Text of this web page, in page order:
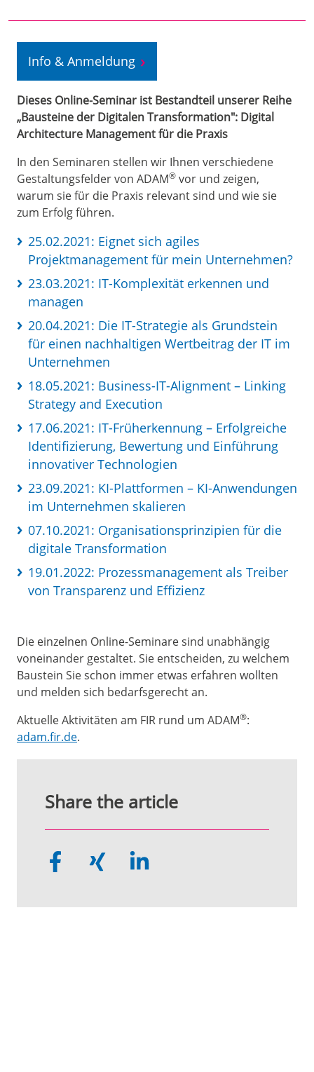
Info & Anmeldung
Dieses Online-Seminar ist Bestandteil unserer Reihe
„Bausteine der Digitalen Transformation": Digital
Architecture Management für die Praxis
In den Seminaren stellen wir Ihnen verschiedene
Gestaltungsfelder von ADAM® vor und zeigen,
warum sie für die Praxis relevant sind und wie sie
zum Erfolg führen.
25.02.2021: Eignet sich agiles
Projektmanagement für mein Unternehmen?
23.03.2021: IT-Komplexität erkennen und
managen
20.04.2021: Die IT-Strategie als Grundstein
für einen nachhaltigen Wertbeitrag der IT im
Unternehmen
18.05.2021: Business-IT-Alignment – Linking
Strategy and Execution
17.06.2021: IT-Früherkennung – Erfolgreiche
Identifizierung, Bewertung und Einführung
innovativer Technologien
23.09.2021: KI-Plattformen – KI-Anwendungen
im Unternehmen skalieren
07.10.2021: Organisationsprinzipien für die
digitale Transformation
19.01.2022: Prozessmanagement als Treiber
von Transparenz und Effizienz
Die einzelnen Online-Seminare sind unabhängig
voneinander gestaltet. Sie entscheiden, zu welchem
Baustein Sie schon immer etwas erfahren wollten
und melden sich bedarfsgerecht an.
Aktuelle Aktivitäten am FIR rund um ADAM®:
adam.fir.de.
Share the article